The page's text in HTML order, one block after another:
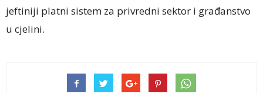
jeftiniji platni sistem za privredni sektor i građanstvo
u cjelini.